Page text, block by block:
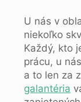
U nás v
niekoľko
Každý, kto
prácu, u
a to len za
galantéria